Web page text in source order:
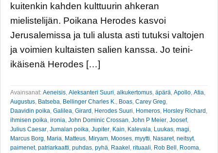
kuitenkin kahden kulttuurin ahkeran
mielistelijän. Poikana Herodes kasvoi
Jerusalemissa ja tuli alusta asti tutuksi valtojen
ja voimien kultaisten salien kanssa. Jo teini-
ikäisenä Herodes […]
Avainsanat: Aeneisis, Aleksanteri Suuri, alkukertomus, äpärä, Apollo, Atia,
Augustus, Batseba, Bellinger Charles K., Boas, Carey Greg,
Daavidin poika, Galilea, Girard , Herodes Suuri, Homeros, Horsley Richard ,
ihmisen poika, ironia, John Dominic Crossan, John P Meier, Joosef,
Julius Caesar, Jumalan poika, Jupiter, Kain, Kalevala, Luukas, magi,
Marcus Borg, Maria, Matteus, Miryam, Mooses, myytti, Nasaret, neitsyt,
paimenet, patriarkaatti, puhdas, pyhä, Raakel , rituaali, Rob Bell , Rooma,